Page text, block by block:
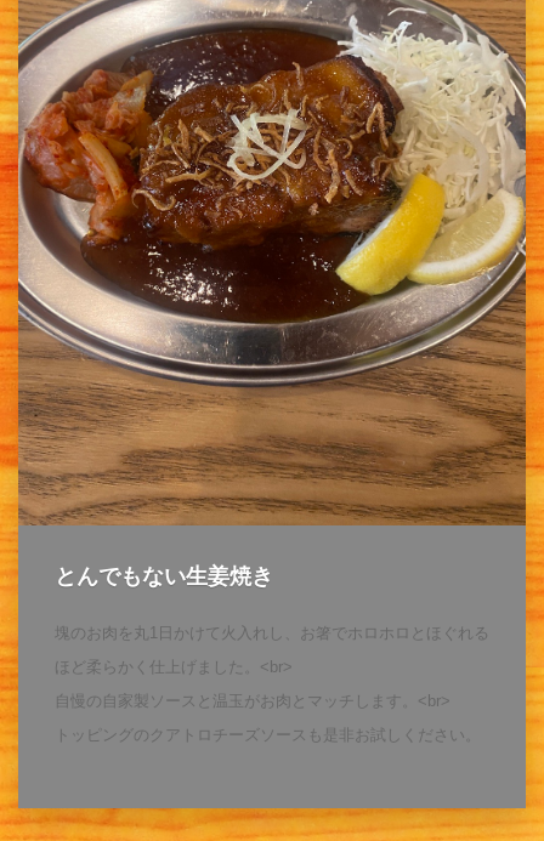
とんでもない生姜焼き
塊のお肉を丸1日かけて火入れし、お箸でホロホロとほぐれる
ほど柔らかく仕上げました。<br>
自慢の自家製ソースと温玉がお肉とマッチします。<br>
トッピングのクアトロチーズソースも是非お試しください。